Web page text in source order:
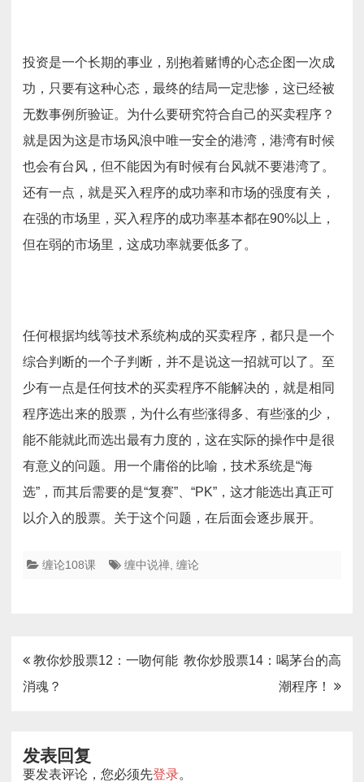
投资是一个长期的事业，别抱着赌博的心态企图一次成
功，只要有这种心态，最终的结局一定悲惨，这已经被
无数事例所验证。为什么要研究符合自己的买卖程序？
就是因为这是市场风浪中唯一安全的港湾，港湾有时候
也会有台风，但不能因为有时候有台风就不要港湾了。
还有一点，就是买入程序的成功率和市场的强度有关，
在强的市场里，买入程序的成功率基本都在90%以上，
但在弱的市场里，这成功率就要低多了。
任何根据均线等技术系统构成的买卖程序，都只是一个
综合判断的一个子判断，并不是说这一招就可以了。至
少有一点是任何技术的买卖程序不能解决的，就是相同
程序选出来的股票，为什么有些涨得多、有些涨的少，
能不能就此而选出最有力度的，这在实际的操作中是很
有意义的问题。用一个庸俗的比喻，技术系统是“海
选”，而其后需要的是“复赛”、“PK”，这才能选出真正可
以介入的股票。关于这个问题，在后面会逐步展开。
缠论108课 缠中说禅 缠论
文
章
教你炒股票12：一吻何能
消魂？
教你炒股票14：喝茅台的高
潮程序！
发表回复
要发表评论，您必须先登录。